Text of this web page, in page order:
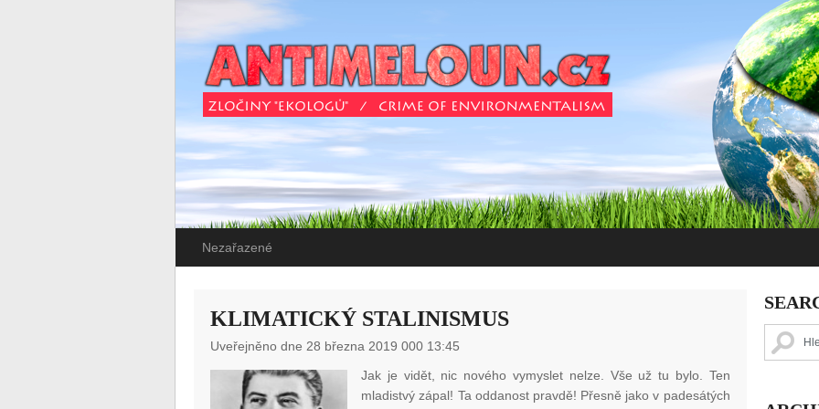
Nezařazené
KLIMATICKÝ STALINISMUS
Uveřejněno dne 28 března 2019 000 13:45
Jak je vidět, nic nového vymyslet nelze. Vše už tu bylo. Ten
mladistvý zápal! Ta oddanost pravdě! Přesně jako v padesátých